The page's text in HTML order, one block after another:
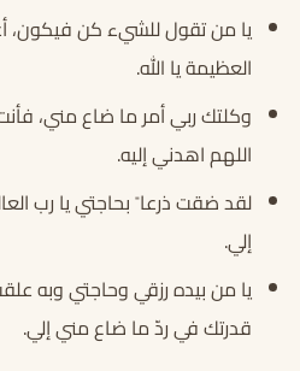
يا من تقول للشيء كن فيكون،
العظيمة يا الله.
وكلتك ربي أمر ما ضاع مني، فأنت
اللهم اهدني إليه.
لقد ضقت ذرعا ً بحاجتي يا رب
إلي.
يا من بيده رزقي وحاجتي وبه
قدرتك في ردّ ما ضاع مني إلي.